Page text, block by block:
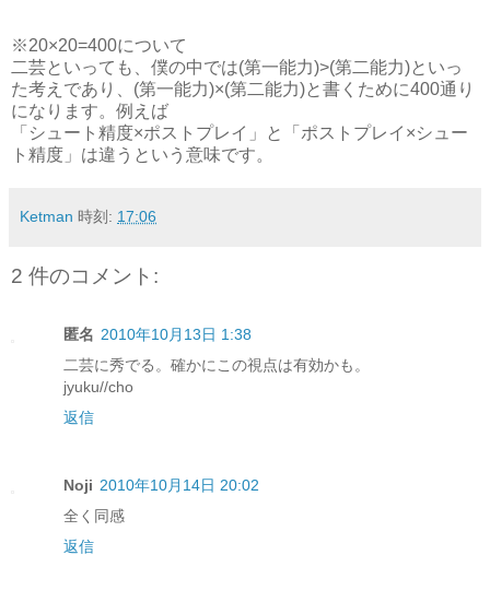
※20×20=400について
二芸といっても、僕の中では(第一能力)>(第二能力)といっ
た考えであり、(第一能力)×(第二能力)と書くために400通り
になります。例えば
「シュート精度×ポストプレイ」と「ポストプレイ×シュー
ト精度」は違うという意味です。
Ketman 時刻: 17:06
2 件のコメント:
匿名 2010年10月13日 1:38
二芸に秀でる。確かにこの視点は有効かも。
jyuku//cho
返信
Noji 2010年10月14日 20:02
全く同感
返信